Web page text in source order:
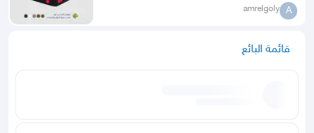
A
amrelgoly
قائمة البائع